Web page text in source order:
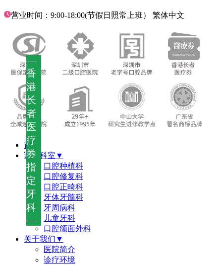
—
香
港
长
者
医
疗
券
指
定
牙
科
—
营业时间：9:00-18:00(节假日照常上班） 繁体中文
首页
诊疗科室▼
口腔种植科
口腔修复科
口腔正畸科
牙体牙髓科
牙周病科
儿童牙科
口腔颌面外科
关于我们▼
医院简介
诊疗环境